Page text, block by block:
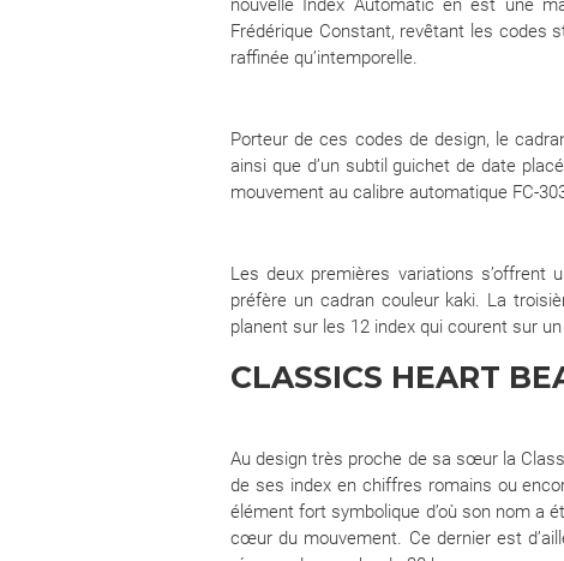
nouvelle Index Automatic en est une
Frédérique Constant, revêtant les codes
raffinée qu’intemporelle.
Porteur de ces codes de design, le
ainsi que d’un subtil guichet de date
mouvement au calibre automatique FC-
Les deux premières variations
préfère un cadran couleur kaki. La
planent sur les 12 index qui courent sur
CLASSICS HEART
Au design très proche de sa sœur la
de ses index en chiffres romains ou
élément fort symbolique d’où son nom a
cœur du mouvement. Ce dernier est